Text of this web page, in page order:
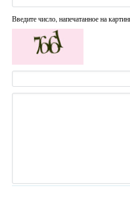
Введите число, напечатанное на